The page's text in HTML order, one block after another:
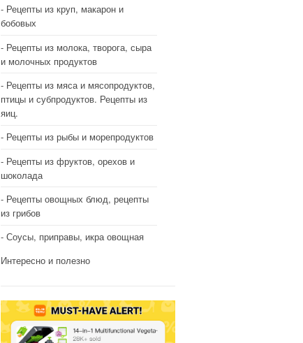
Рецепты из круп, макарон и
бобовых
Рецепты из молока, творога, сыра
и молочных продуктов
Рецепты из мяса и мясопродуктов,
птицы и субпродуктов. Рецепты из
яиц.
Рецепты из рыбы и морепродуктов
Рецепты из фруктов, орехов и
шоколада
Рецепты овощных блюд, рецепты
из грибов
Соусы, приправы, икра овощная
Интересно и полезно